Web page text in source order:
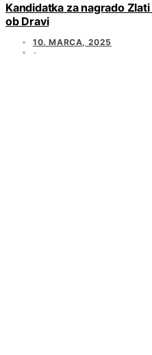
Kandidatka za nagrado
ob Dravi
10. MARCA, 2025